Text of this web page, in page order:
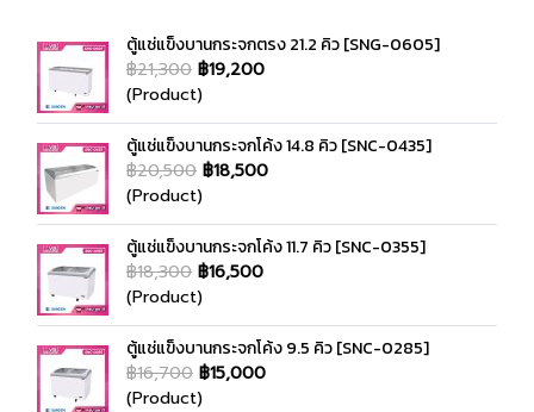
ตู้แช่แข็งบานกระจกตรง 21.2 คิว [SNG-0605]
฿21,300 ฿19,200
(Product)
ตู้แช่แข็งบานกระจกโค้ง 14.8 คิว [SNC-0435]
฿20,500 ฿18,500
(Product)
ตู้แช่แข็งบานกระจกโค้ง 11.7 คิว [SNC-0355]
฿18,300 ฿16,500
(Product)
ตู้แช่แข็งบานกระจกโค้ง 9.5 คิว [SNC-0285]
฿16,700 ฿15,000
(Product)